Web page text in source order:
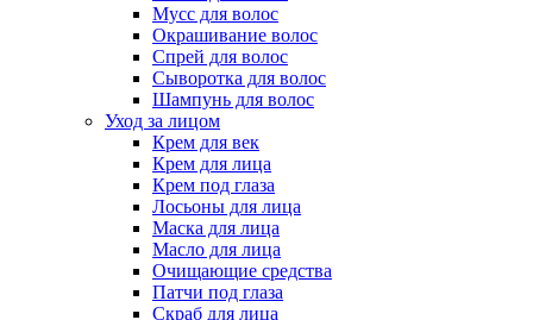
Мусс для волос
Окрашивание волос
Спрей для волос
Сыворотка для волос
Шампунь для волос
Уход за лицом
Крем для век
Крем для лица
Крем под глаза
Лосьоны для лица
Маска для лица
Масло для лица
Очищающие средства
Патчи под глаза
Скраб для лица